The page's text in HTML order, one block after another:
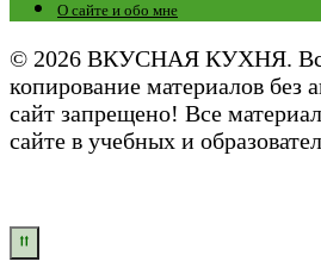
О сайте и обо мне
© 2026 ВКУСНАЯ КУХНЯ.
копирование материалов без
сайт запрещено! Все
сайте в учебных и